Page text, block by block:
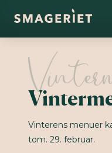
Vinterens menuer
tom. 29. februar.